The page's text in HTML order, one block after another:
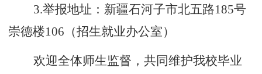
3.举报地址：新疆石河子市北五路185号
崇德楼106 （招生就业办公室）
欢迎全体师生监督，共同维护我校毕业